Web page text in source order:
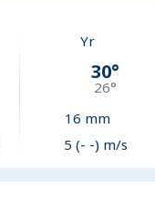
Yr
30°
26°
16 mm
5 (- -) m/s